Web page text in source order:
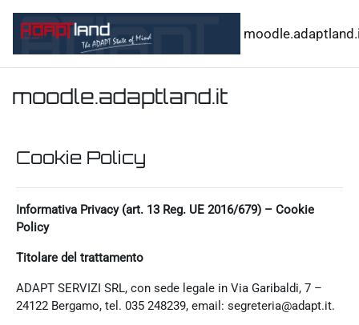
moodle.adaptland.it
Cookie Policy
Informativa Privacy (art. 13 Reg. UE 2016/679) – Cookie
Policy
Titolare del trattamento
ADAPT SERVIZI SRL, con sede legale in Via Garibaldi, 7 –
24122 Bergamo, tel. 035 248239, email: segreteria@adapt.it.